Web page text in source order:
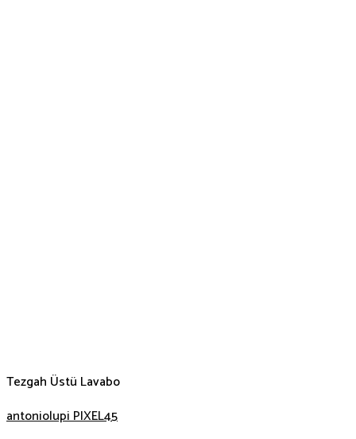
Tezgah Üstü Lavabo
antoniolupi PIXEL45